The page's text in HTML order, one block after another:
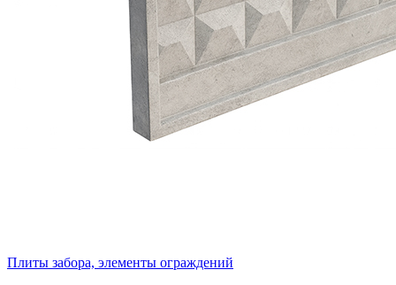
Плиты забора, элементы ограждений